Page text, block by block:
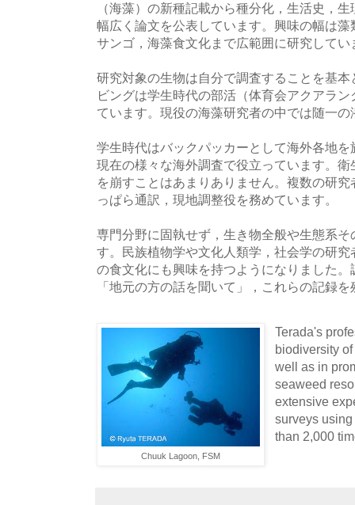
（海藻）の新種記載から種分化，生活史，
幅広く論文を公表しています。興味の幅は
サンゴ，海藻食文化まで広範囲に研究してい
研究対象の生物は自分で調査することを基
ビングは学生時代の部活（体育会アクアラ
ています。現役の海藻研究者の中では随一の
学生時代はバックパッカーとして海外各地
現在の様々な海外調査で役立っています。
を崩すことはあまりありません。複数の研
っぱら通訳，現地調整役を務めています。
専門分野に固執せず，生き物全般や生態系
す。民族植物学や文化人類学，社会学の研
の食文化にも興味を持つようになりました
「地元の方の話を聞いて」，これらの記録
Chuuk Lagoon, FSM
Terada's
biodiversity
well as in
seaweed
extensive
surveys
than 2,000